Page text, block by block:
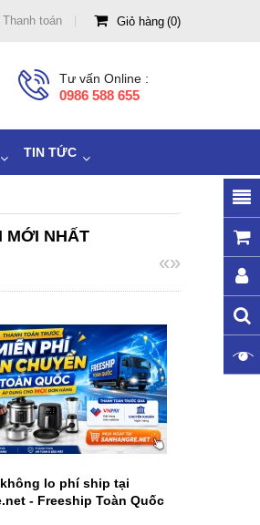
Thanh toán Giỏ hàng 0
Tư vấn Online :
0986 588 655
TIN TỨC
MỚI NHẤT
«»
lo phí ship tại
- Freeship Toàn Quốc